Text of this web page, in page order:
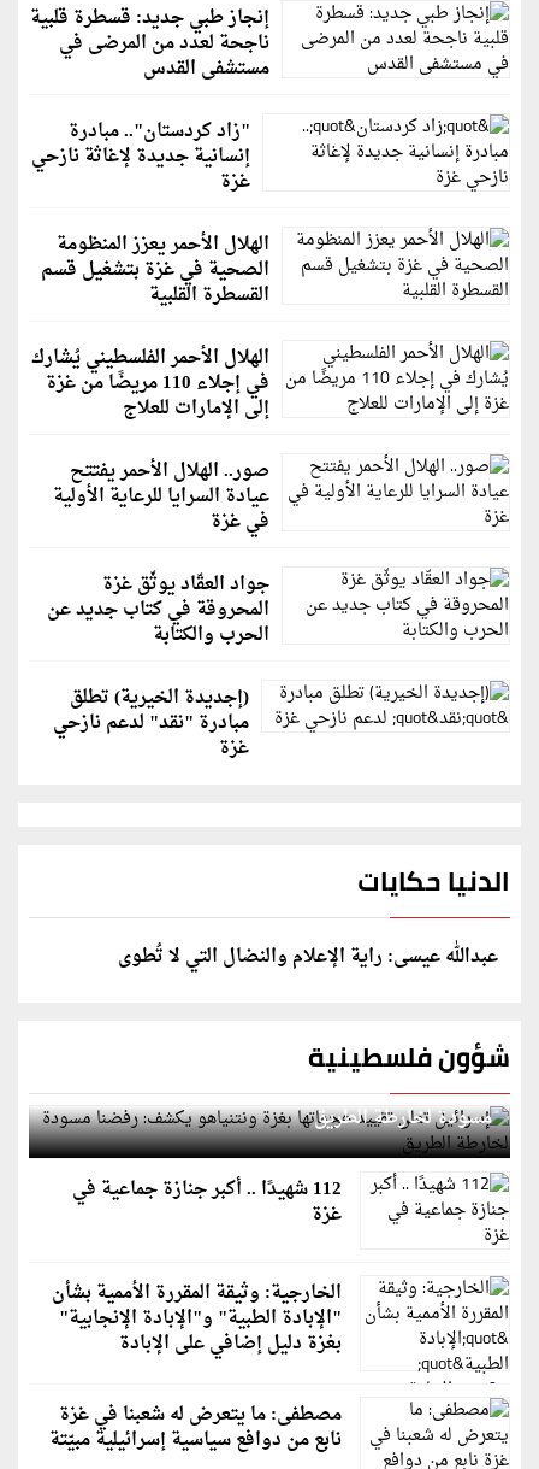
إنجاز طبي جديد: قسطرة قلبية
ناجحة لعدد من المرضى في
مستشفى القدس
"زاد كردستان".. مبادرة
إنسانية جديدة لإغاثة نازحي
غزة
الهلال الأحمر يعزز المنظومة
الصحية في غزة بتشغيل قسم
القسطرة القلبية
الهلال الأحمر الفلسطيني يُشارك
في إجلاء 110 مريضًا من غزة
إلى الإمارات للعلاج
صور.. الهلال الأحمر يفتتح
عيادة السرايا للرعاية الأولية
في غزة
جواد العقّاد يوثّق غزة
المحروقة في كتاب جديد عن
الحرب والكتابة
(إجديدة الخيرية) تطلق
مبادرة "نقد" لدعم نازحي
غزة
الدنيا حكايات
عبدالله عيسى: راية الإعلام والنضال التي لا تُطوى
شؤون فلسطينية
إسرائيل تعلن تقييد هجماتها بغزة ونتنياهو يكشف: رفضنا
مسودة لخارطة الطريق
112 شهيدًا .. أكبر جنازة جماعية في
غزة
الخارجية: وثيقة المقررة الأممية بشأن
"الإبادة الطبية" و"الإبادة الإنجابية"
بغزة دليل إضافي على الإبادة
مصطفى: ما يتعرض له شعبنا في غزة
نابع من دوافع سياسية إسرائيلية مبيّتة